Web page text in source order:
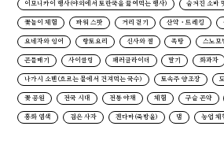
이모니카이 행사(야외에서 토란국을 끓여먹는 행사) 숨겨진 소바
꽃놀이 체험 파워 스팟 거리 걷기 산악・트레킹
요네자와 잉어 향토요리 신사와 절 족탕 스노모
곤들매기 사이클링 패러글라이더 딸기 화과자
나가시 소멘(흐르는 물에서 건져먹는 국수) 토속주 양조장
꽃 공원 전국 시대 전통 야채 체험 구슬 곤약
홍화 염색 검은 사자 겐다마(죽방울) 댐 농업 체